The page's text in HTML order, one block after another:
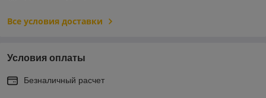
Все условия доставки
Условия оплаты
Безналичный расчет